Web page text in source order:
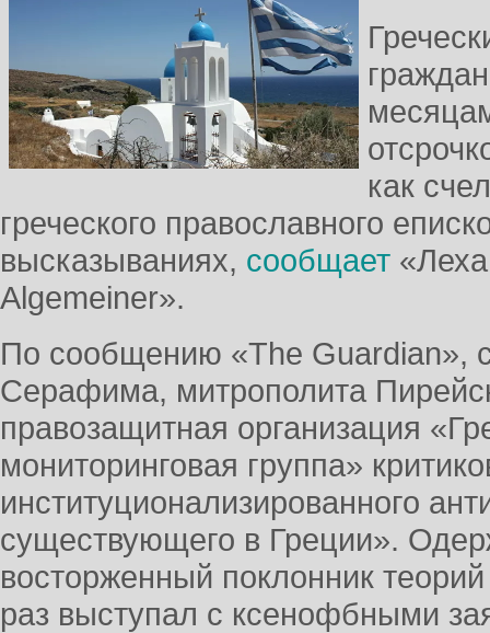
как
греческого православного
высказываниях, сообщает
Algemeiner».
По сообщению «The Guardian»,
Серафима, митрополита
правозащитная организация
мониторинговая группа»
институционализированного
существующего в Греции».
восторженный поклонник
раз выступал с ксенофбными